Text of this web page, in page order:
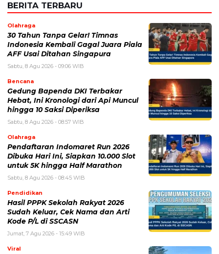
BERITA TERBARU
Olahraga
30 Tahun Tanpa Gelar! Timnas
Indonesia Kembali Gagal Juara Piala
AFF Usai Ditahan Singapura
Sabtu, 8 Agu 2026 - 09:06 WIB
Bencana
Gedung Bapenda DKI Terbakar
Hebat, Ini Kronologi dari Api Muncul
hingga 10 Saksi Diperiksa
Sabtu, 8 Agu 2026 - 08:57 WIB
Olahraga
Pendaftaran Indomaret Run 2026
Dibuka Hari Ini, Siapkan 10.000 Slot
untuk 5K hingga Half Marathon
Sabtu, 8 Agu 2026 - 08:45 WIB
Pendidikan
Hasil PPPK Sekolah Rakyat 2026
Sudah Keluar, Cek Nama dan Arti
Kode P/L di SSCASN
Jumat, 7 Agu 2026 - 15:49 WIB
Viral